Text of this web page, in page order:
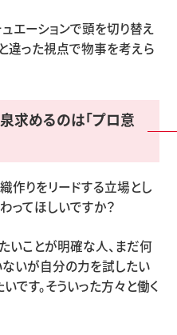
エーションで頭を切り替え
違った視点で物事を考えら
求めるのは「プロ意
りをリードする立場とし
ってほしいですか？
いことが明確な人、まだ何
いが自分の力を試したい
です。そういった方々と働く